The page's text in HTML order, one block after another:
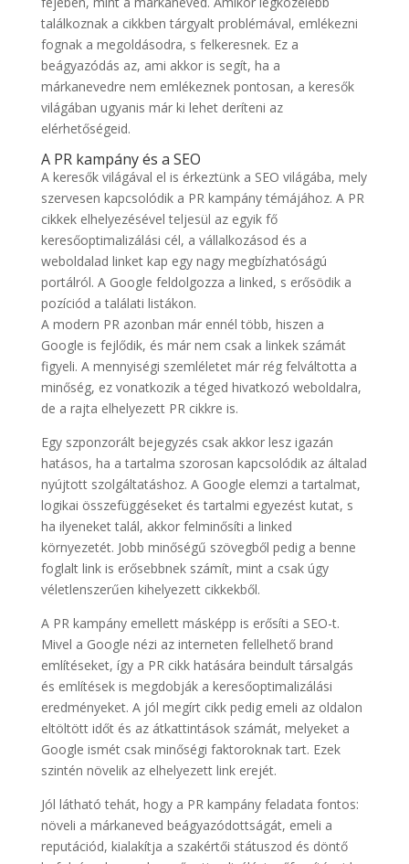
találkoznak a cikkben tárgyalt problémával, emlékezni
fognak a megoldásodra, s felkeresnek. Ez a
beágyazódás az, ami akkor is segít, ha a
márkanevedre nem emlékeznek pontosan, a keresők
világában ugyanis már ki lehet deríteni az
elérhetőségeid.
A PR kampány és a SEO
A keresők világával el is érkeztünk a SEO világába, mely
szervesen kapcsolódik a PR kampány témájához. A PR
cikkek elhelyezésével teljesül az egyik fő
keresőoptimalizálási cél, a vállalkozásod és a
weboldalad linket kap egy nagy megbízhatóságú
portálról. A Google feldolgozza a linked, s erősödik a
pozíciód a találati listákon.
A modern PR azonban már ennél több, hiszen a
Google is fejlődik, és már nem csak a linkek számát
figyeli. A mennyiségi szemléletet már rég felváltotta a
minőség, ez vonatkozik a téged hivatkozó weboldalra,
de a rajta elhelyezett PR cikkre is.
Egy szponzorált bejegyzés csak akkor lesz igazán
hatásos, ha a tartalma szorosan kapcsolódik az általad
nyújtott szolgáltatáshoz. A Google elemzi a tartalmat,
logikai összefüggéseket és tartalmi egyezést kutat, s
ha ilyeneket talál, akkor felminősíti a linked
környezetét. Jobb minőségű szövegből pedig a benne
foglalt link is erősebbnek számít, mint a csak úgy
véletlenszerűen kihelyezett cikkekből.
A PR kampány emellett másképp is erősíti a SEO-t.
Mivel a Google nézi az interneten fellelhető brand
említéseket, így a PR cikk hatására beindult társalgás
és említések is megdobják a keresőoptimalizálási
eredményeket. A jól megírt cikk pedig emeli az oldalon
eltöltött időt és az átkattintások számát, melyeket a
Google ismét csak minőségi faktoroknak tart. Ezek
szintén növelik az elhelyezett link erejét.
Jól látható tehát, hogy a PR kampány feladata fontos:
növeli a márkaneved beágyazódottságát, emeli a
reputációd, kialakítja a szakértői státuszod és döntő